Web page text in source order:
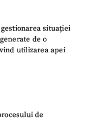
situației
de o
utilizarea apei
de